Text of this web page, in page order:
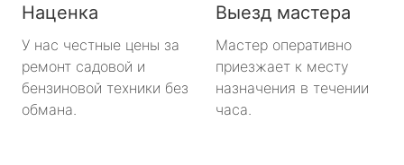
Наценка
У нас честные цены за
ремонт садовой и
бензиновой техники без
обмана.
Выезд мастера
Мастер оперативно
приезжает к месту
назначения в течении
часа.